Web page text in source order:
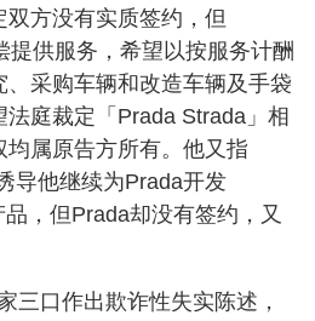
方没有实质签约，但
提供服务，希望以按服务计酬
采购车辆和改造车辆及手袋
庭裁定「Prada Strada」相
属原告方所有。他又指
导他继续为Prada开发
品，但Prada却没有签约，又
三口作出欺诈性失实陈述，